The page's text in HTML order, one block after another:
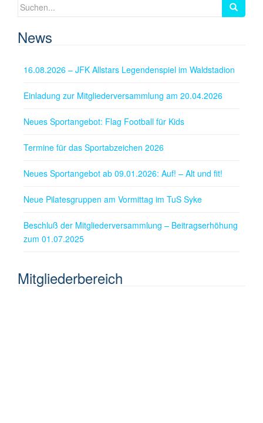
Suchen
News
16.08.2026 – JFK Allstars Legendenspiel im Waldstadion
Einladung zur Mitgliederversammlung am 20.04.2026
Neues Sportangebot: Flag Football für Kids
Termine für das Sportabzeichen 2026
Neues Sportangebot ab 09.01.2026: Auf! – Alt und fit!
Neue Pilatesgruppen am Vormittag im TuS Syke
Beschluß der Mitgliederversammlung – Beitragserhöhung
zum 01.07.2025
Mitgliederbereich